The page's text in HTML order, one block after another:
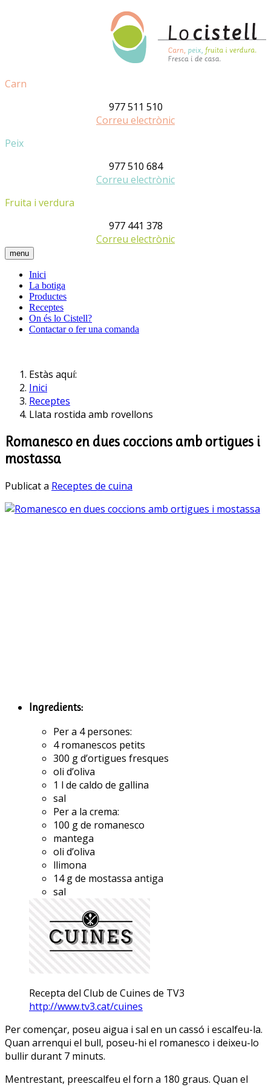
Carn
977 511 510
Correu electrònic
Peix
977 510 684
Correu electrònic
Fruita i verdura
977 441 378
Correu electrònic
menu
Inici
La botiga
Productes
Receptes
On és lo Cistell?
Contactar o fer una comanda
Estàs aquí:
Inici
Receptes
Llata rostida amb rovellons
Romanesco en dues coccions amb ortigues i
mostassa
Publicat a Receptes de cuina
Ingredients:
Per a 4 persones:
4 romanescos petits
300 g d’ortigues fresques
oli d’oliva
1 l de caldo de gallina
sal
Per a la crema:
100 g de romanesco
mantega
oli d’oliva
llimona
14 g de mostassa antiga
sal
Recepta del Club de Cuines de TV3
http://www.tv3.cat/cuines
Per començar, poseu aigua i sal en un cassó i escalfeu-la.
Quan arrenqui el bull, poseu-hi el romanesco i deixeu-lo
bullir durant 7 minuts.
Mentrestant, preescalfeu el forn a 180 graus. Quan el